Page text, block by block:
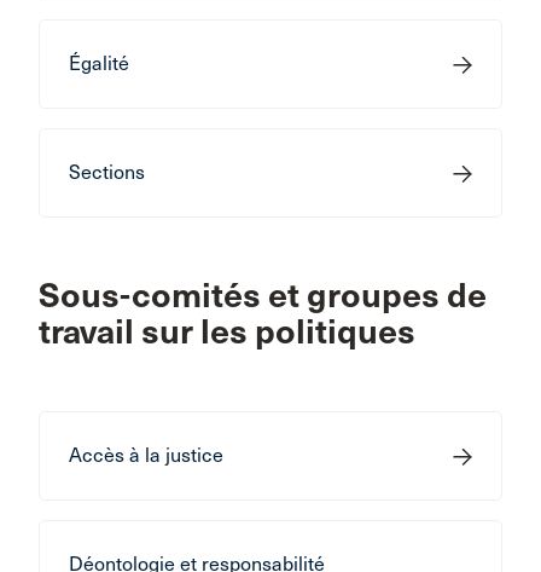
Égalité
Sections
Sous-comités et groupes de
travail sur les politiques
Accès à la justice
Déontologie et responsabilité